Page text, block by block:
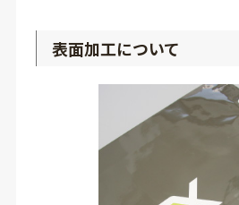
表面加工について